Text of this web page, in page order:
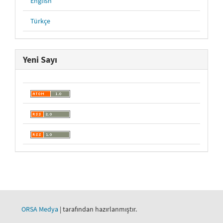
Türkçe
Yeni Sayı
ORSA Medya | tarafından hazırlanmıştır.